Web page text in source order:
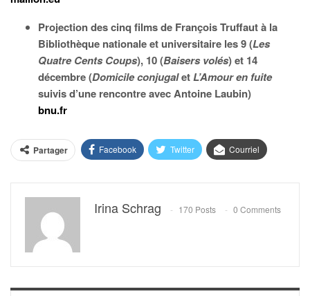
Projection des cinq films de François Truffaut à la
Bibliothèque nationale et universitaire les 9 (Les
Quatre Cents Coups), 10 (Baisers volés) et 14
décembre (Domicile conjugaletL’Amour en fuite
suivis d’une rencontre avec Antoine Laubin)
bnu.fr
Partager Facebook Twitter Courriel
Irina Schrag 170 Posts 0 Comments